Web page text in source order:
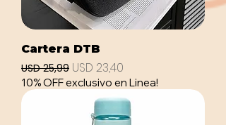
Cartera DTB
Precio
USD 25,99 Precio de oferta
USD 23,40
10% OFF exclusivo en Linea!